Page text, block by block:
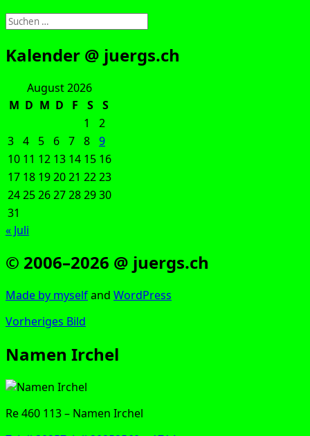
Suchen
nach:
Kalender @ juergs.ch
August 2026
M D M D F S
S
1
2
3 4 5 6 7 8 9
10 11 12 13 14 15 16
17 18 192021 2223
24252627282930
31
« Juli
© 2006–2026 @ juergs.ch
Made by mys­elfand Word­Press
Vorheriges Bild
Namen Irchel
Re 460 113 – Namen Irchel